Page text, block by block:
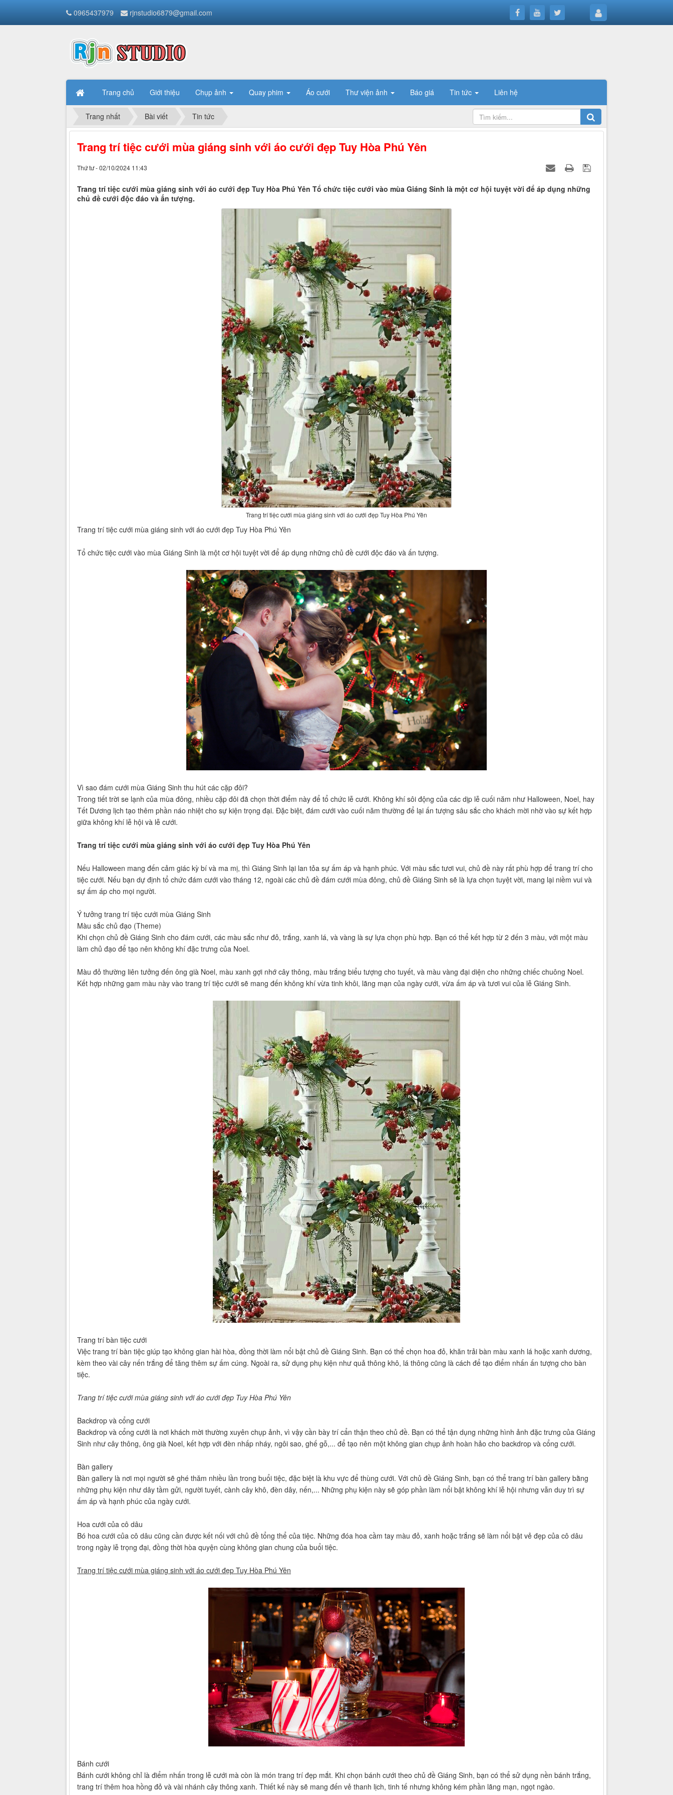
0965437979 rjnstudio6879@gmail.com
Trang chủ Giới thiệu Chụp ảnh Quay phim Áo cưới Thư viện ảnh Báo giá Tin tức Liên hệ
Trang nhất Bài viết Tin tức
Trang trí tiệc cưới mùa giáng sinh với áo cưới đẹp Tuy Hòa Phú Yên
Thứ tư - 02/10/2024 11:43
Trang trí tiệc cưới mùa giáng sinh với áo cưới đẹp Tuy Hòa Phú Yên Tổ chức tiệc cưới vào mùa Giáng Sinh là một cơ hội tuyệt vời để áp dụng những
chủ đề cưới độc đáo và ấn tượng.
Trang trí tiệc cưới mùa giáng sinh với áo cưới đẹp Tuy Hòa Phú Yên
Trang trí tiệc cưới mùa giáng sinh với áo cưới đẹp Tuy Hòa Phú Yên
Tổ chức tiệc cưới vào mùa Giáng Sinh là một cơ hội tuyệt vời để áp dụng những chủ đề cưới độc đáo và ấn tượng.
Vì sao đám cưới mùa Giáng Sinh thu hút các cặp đôi?
Trong tiết trời se lạnh của mùa đông, nhiều cặp đôi đã chọn thời điểm này để tổ chức lễ cưới. Không khí sôi động của các dịp lễ cuối năm như Halloween, Noel, hay
Tết Dương lịch tạo thêm phần náo nhiệt cho sự kiện trọng đại. Đặc biệt, đám cưới vào cuối năm thường để lại ấn tượng sâu sắc cho khách mời nhờ vào sự kết hợp
giữa không khí lễ hội và lễ cưới.
Trang trí tiệc cưới mùa giáng sinh với áo cưới đẹp Tuy Hòa Phú Yên
Nếu Halloween mang đến cảm giác kỳ bí và ma mị, thì Giáng Sinh lại lan tỏa sự ấm áp và hạnh phúc. Với màu sắc tươi vui, chủ đề này rất phù hợp để trang trí cho
tiệc cưới. Nếu bạn dự định tổ chức đám cưới vào tháng 12, ngoài các chủ đề đám cưới mùa đông, chủ đề Giáng Sinh sẽ là lựa chọn tuyệt vời, mang lại niềm vui và
sự ấm áp cho mọi người.
Ý tưởng trang trí tiệc cưới mùa Giáng Sinh
Màu sắc chủ đạo (Theme)
Khi chọn chủ đề Giáng Sinh cho đám cưới, các màu sắc như đỏ, trắng, xanh lá, và vàng là sự lựa chọn phù hợp. Bạn có thể kết hợp từ 2 đến 3 màu, với một màu
làm chủ đạo để tạo nên không khí đặc trưng của Noel.
Màu đỏ thường liên tưởng đến ông già Noel, màu xanh gợi nhớ cây thông, màu trắng biểu tượng cho tuyết, và màu vàng đại diện cho những chiếc chuông Noel.
Kết hợp những gam màu này vào trang trí tiệc cưới sẽ mang đến không khí vừa tinh khôi, lãng mạn của ngày cưới, vừa ấm áp và tươi vui của lễ Giáng Sinh.
Trang trí bàn tiệc cưới
Việc trang trí bàn tiệc giúp tạo không gian hài hòa, đồng thời làm nổi bật chủ đề Giáng Sinh. Bạn có thể chọn hoa đỏ, khăn trải bàn màu xanh lá hoặc xanh dương,
kèm theo vài cây nến trắng để tăng thêm sự ấm cúng. Ngoài ra, sử dụng phụ kiện như quả thông khô, lá thông cũng là cách để tạo điểm nhấn ấn tượng cho bàn
tiệc.
Trang trí tiệc cưới mùa giáng sinh với áo cưới đẹp Tuy Hòa Phú Yên
Backdrop và cổng cưới
Backdrop và cổng cưới là nơi khách mời thường xuyên chụp ảnh, vì vậy cần bày trí cẩn thận theo chủ đề. Bạn có thể tận dụng những hình ảnh đặc trưng của Giáng
Sinh như cây thông, ông già Noel, kết hợp với đèn nhấp nháy, ngôi sao, ghế gỗ,... để tạo nên một không gian chụp ảnh hoàn hảo cho backdrop và cổng cưới.
Bàn gallery
Bàn gallery là nơi mọi người sẽ ghé thăm nhiều lần trong buổi tiệc, đặc biệt là khu vực để thùng cưới. Với chủ đề Giáng Sinh, bạn có thể trang trí bàn gallery bằng
những phụ kiện như dây tầm gửi, người tuyết, cành cây khô, đèn dây, nến,... Những phụ kiện này sẽ góp phần làm nổi bật không khí lễ hội nhưng vẫn duy trì sự
ấm áp và hạnh phúc của ngày cưới.
Hoa cưới của cô dâu
Bó hoa cưới của cô dâu cũng cần được kết nối với chủ đề tổng thể của tiệc. Những đóa hoa cầm tay màu đỏ, xanh hoặc trắng sẽ làm nổi bật vẻ đẹp của cô dâu
trong ngày lễ trọng đại, đồng thời hòa quyện cùng không gian chung của buổi tiệc.
Trang trí tiệc cưới mùa giáng sinh với áo cưới đẹp Tuy Hòa Phú Yên
Bánh cưới
Bánh cưới không chỉ là điểm nhấn trong lễ cưới mà còn là món trang trí đẹp mắt. Khi chọn bánh cưới theo chủ đề Giáng Sinh, bạn có thể sử dụng nền bánh trắng,
trang trí thêm hoa hồng đỏ và vài nhánh cây thông xanh. Thiết kế này sẽ mang đến vẻ thanh lịch, tinh tế nhưng không kém phần lãng mạn, ngọt ngào.